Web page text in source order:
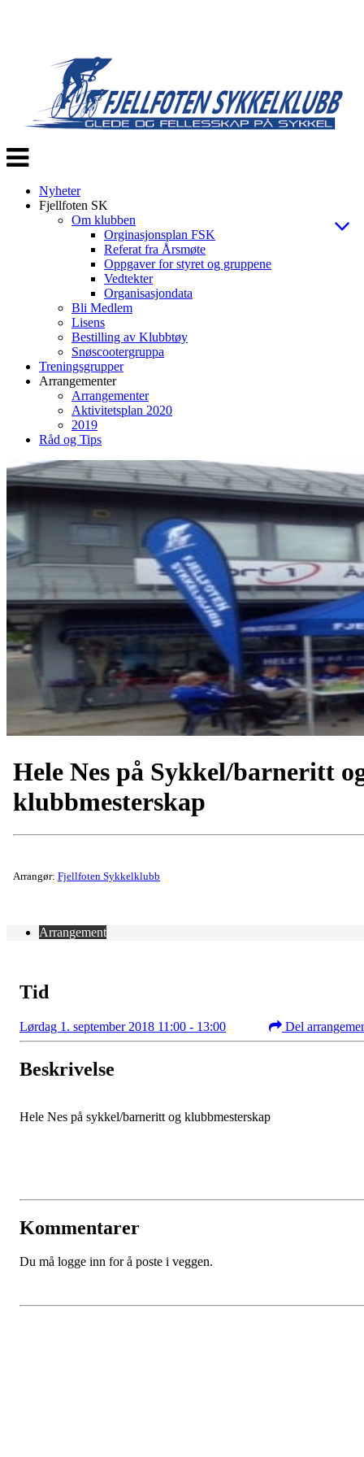
Veksle
navigasjon
Nyheter
Fjellfoten SK
Om klubben
Orginasjonsplan FSK
Referat fra Årsmøte
Oppgaver for styret og gruppene
Vedtekter
Organisasjondata
Bli Medlem
Lisens
Bestilling av Klubbtøy
Snøscootergruppa
Treningsgrupper
Arrangementer
Arrangementer
Aktivitetsplan 2020
2019
Råd og Tips
Hele Nes på Sykkel/barneritt
klubbmesterskap
Arrangør: Fjellfoten Sykkelklubb
Arrangement
Tid
Lørdag 1. september 2018 11:00 - 13:00 Del
Beskrivelse
Hele Nes på sykkel/barneritt og klubbmesterskap
Kommentarer
Du må logge inn for å poste i veggen.